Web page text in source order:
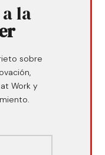
la
sobre
Work y